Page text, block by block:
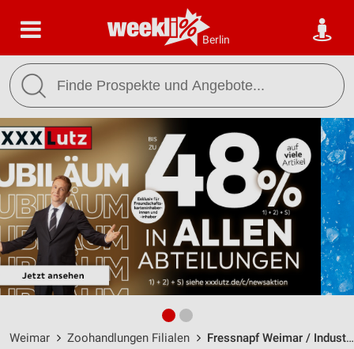
Berlin
Weimar Zoohandlungen Filialen Fressnapf Weimar / Industriestraße 6 - Öffnungszeiten & Adresse